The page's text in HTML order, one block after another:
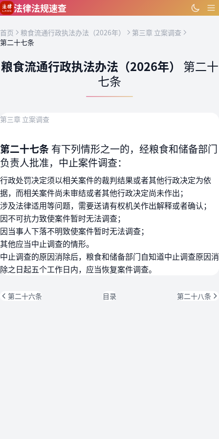
跳到主要内容
法律法规速查
首页 粮食流通行政执法办法（2026年）
第三章 立案调查
第二十七条
粮食流通行政执法办法（2026年） 第二十
七条
第三章 立案调查
第二十七条 有下列情形之一的，经粮食和储备部门
负责人批准，中止案件调查：
行政处罚决定须以相关案件的裁判结果或者其他行政决定为依
据，而相关案件尚未审结或者其他行政决定尚未作出；
涉及法律适用等问题，需要送请有权机关作出解释或者确认；
因不可抗力致使案件暂时无法调查；
因当事人下落不明致使案件暂时无法调查；
其他应当中止调查的情形。
中止调查的原因消除后，粮食和储备部门自知道中止调查原因消
除之日起五个工作日内，应当恢复案件调查。
第二十六条 目录 第二十八条